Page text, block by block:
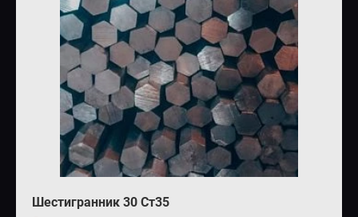
Шестигранник 30 Ст35